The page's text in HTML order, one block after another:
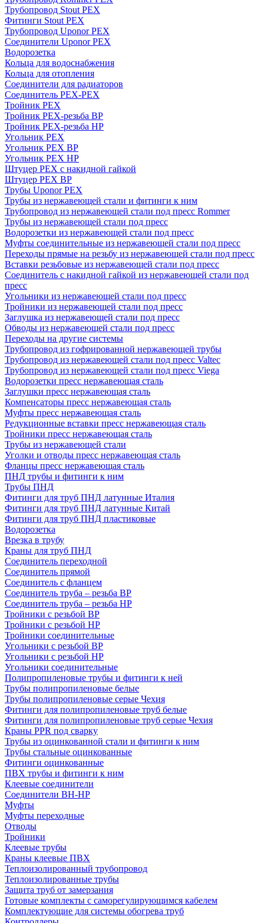
Трубопровод Stout PEX
Фитинги Stout PEX
Трубопровод Uponor PEX
Соединители Uponor PEX
Водорозетка
Кольца для водоснабжения
Кольца для отопления
Соединители для радиаторов
Соединитель PEX-PEX
Тройник PEX
Тройник PEX-резьба ВР
Тройник PEX-резьба НР
Угольник PEX
Угольник PEX ВР
Угольник PEX НР
Штуцер PEX c накидной гайкой
Штуцер PEX ВР
Трубы Uponor PEX
Трубы из нержавеющей стали и фитинги к ним
Трубопровод из нержавеющей стали под пресс Rommer
Трубы из нержавеющей стали под пресс
Водорозетки из нержавеющей стали под пресс
Муфты соединительные из нержавеющей стали под пресс
Переходы прямые на резьбу из нержавеющей стали под пресс
Вставки резьбовые из нержавеющей стали под пресс
Соединитель с накидной гайкой из нержавеющей стали под
пресс
Угольники из нержавеющей стали под пресс
Тройники из нержавеющей стали под пресс
Заглушка из нержавеющей стали под пресс
Обводы из нержавеющей стали под пресс
Переходы на другие системы
Трубопровод из гофрированной нержавеющей трубы
Трубопровод из нержавеющей стали под пресс Valtec
Трубопровод из нержавеющей стали под пресс Viega
Водорозетки пресс нержавеющая сталь
Заглушки пресс нержавеющая сталь
Компенсаторы пресс нержавеющая сталь
Муфты пресс нержавеющая сталь
Редукционные вставки пресс нержавеющая сталь
Тройники пресс нержавеющая сталь
Трубы из нержавеющей стали
Уголки и отводы пресс нержавеющая сталь
Фланцы пресс нержавеющая сталь
ПНД трубы и фитинги к ним
Трубы ПНД
Фитинги для труб ПНД латунные Италия
Фитинги для труб ПНД латунные Китай
Фитинги для труб ПНД пластиковые
Водорозетка
Врезка в трубу
Краны для труб ПНД
Соединитель переходной
Соединитель прямой
Соединитель с фланцем
Соединитель труба – резьба ВР
Соединитель труба – резьба НР
Тройники с резьбой ВР
Тройники с резьбой НР
Тройники соединительные
Угольники с резьбой ВР
Угольники с резьбой НР
Угольники соединительные
Полипропиленовые трубы и фитинги к ней
Трубы полипропиленовые белые
Трубы полипропиленовые серые Чехия
Фитинги для полипропиленовые труб белые
Фитинги для полипропиленовые труб серые Чехия
Краны PPR под сварку
Трубы из оцинкованной стали и фитинги к ним
Трубы стальные оцинкованные
Фитинги оцинкованные
ПВХ трубы и фитинги к ним
Клеевые соединители
Соединители ВН-НР
Муфты
Муфты переходные
Отводы
Тройники
Клеевые трубы
Краны клеевые ПВХ
Теплоизолированный трубопровод
Теплоизолированные трубы
Защита труб от замерзания
Готовые комплекты с саморегулирующимся кабелем
Комплектующие для системы обогрева труб